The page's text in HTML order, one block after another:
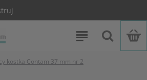
kostka Contam 37 mm nr 2